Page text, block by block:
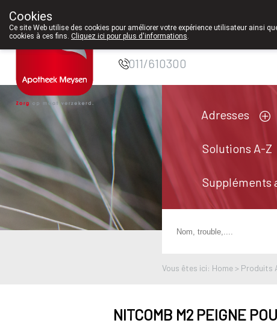
Pharmacie Meysen
SPRL
011/610300
Adresses
Solutions A-Z
Suppléments
Vous êtes ici: Home > Produits
NITCOMB M2 PEIGNE
Cookies
Ce site Web utilise des cookies pour améliorer votre expérience utilisateur ainsi
cookies à ces fins. Cliquez ici pour plus d'informations.